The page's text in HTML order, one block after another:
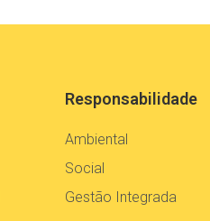
Responsabilidade
Ambiental
Social
Gestão Integrada